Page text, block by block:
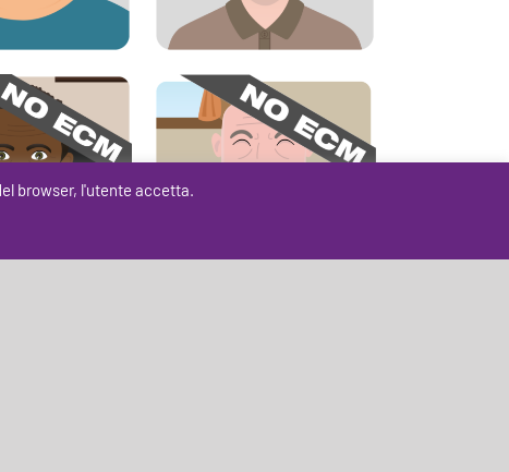
19 o influenza
browser, l'utente accetta.